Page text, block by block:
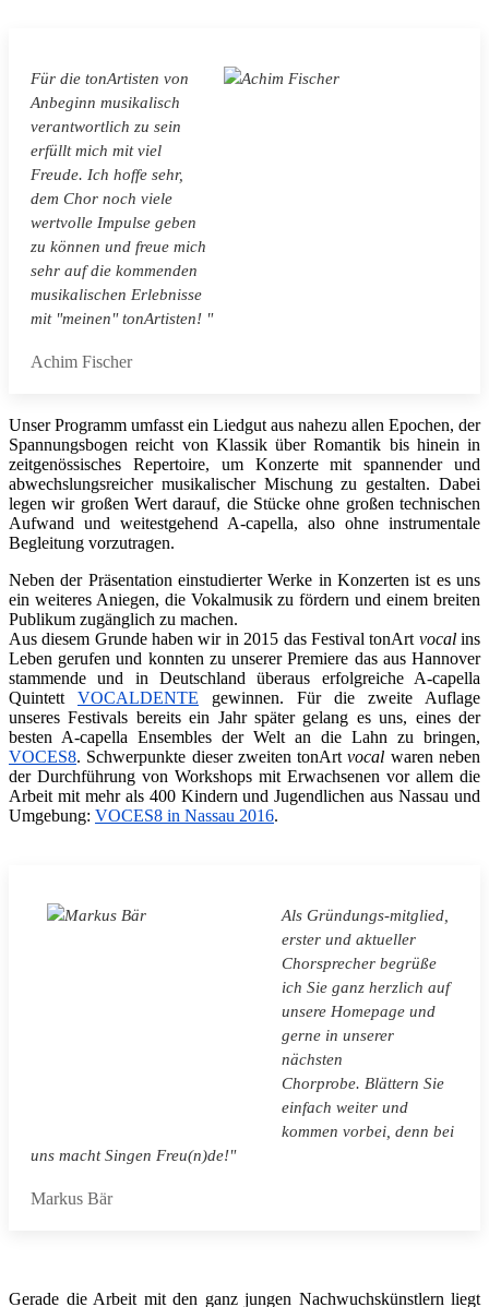
Für die tonArtisten von
Anbeginn musikalisch
verantwortlich zu sein
erfüllt mich mit viel
Freude. Ich hoffe sehr,
dem Chor noch viele
wertvolle Impulse geben
zu können und freue mich
sehr auf die kommenden
musikalischen Erlebnisse
mit "meinen" tonArtisten! "
Achim Fischer
Unser Programm umfasst ein Liedgut aus nahezu allen Epochen, der
Spannungsbogen reicht von Klassik über Romantik bis hinein in
zeitgenössisches Repertoire, um Konzerte mit spannender und
abwechslungsreicher musikalischer Mischung zu gestalten. Dabei
legen wir großen Wert darauf, die Stücke ohne großen technischen
Aufwand und weitestgehend A-capella, also ohne instrumentale
Begleitung vorzutragen.
Neben der Präsentation einstudierter Werke in Konzerten ist es uns
ein weiteres Aniegen, die Vokalmusik zu fördern und einem breiten
Publikum zugänglich zu machen.
Aus diesem Grunde haben wir in 2015 das Festival tonArt vocalins
Leben gerufen und konnten zu unserer Premiere das aus Hannover
stammende und in Deutschland überaus erfolgreiche A-capella
Quintett VOCALDENTE gewinnen. Für die zweite Auflage
unseres Festivals bereits ein Jahr später gelang es uns, eines der
besten A-capella Ensembles der Welt an die Lahn zu bringen,
VOCES8. Schwerpunkte dieser zweiten tonArtvocal waren neben
der Durchführung von Workshops mit Erwachsenen vor allem die
Arbeit mit mehr als 400 Kindern und Jugendlichen aus Nassau und
Umgebung: VOCES8 in Nassau 2016.
Als Gründungs-mitglied,
erster und aktueller
Chorsprecher begrüße
ich Sie ganz herzlich auf
unsere Homepage und
gerne in unserer
nächsten
Chorprobe. Blättern Sie
einfach weiter und
kommen vorbei, denn bei
uns macht Singen Freu(n)de!"
Markus Bär
Gerade die Arbeit mit den ganz jungen Nachwuchskünstlern liegt